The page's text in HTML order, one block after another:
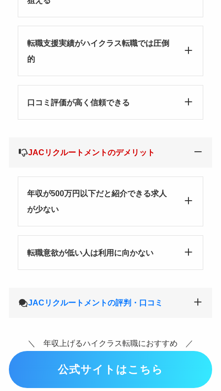
転職支援実績がハイクラス転職では圧倒
的
口コミ評価が高く信頼できる
JACリクルートメントのデメリット
年収が500万円以下だと紹介できる求人
が少ない
転職意欲が低い人は利用に向かない
JACリクルートメントの評判・口コミ
＼ 年収上げるハイクラス転職におすすめ ／
公式サイトはこちら